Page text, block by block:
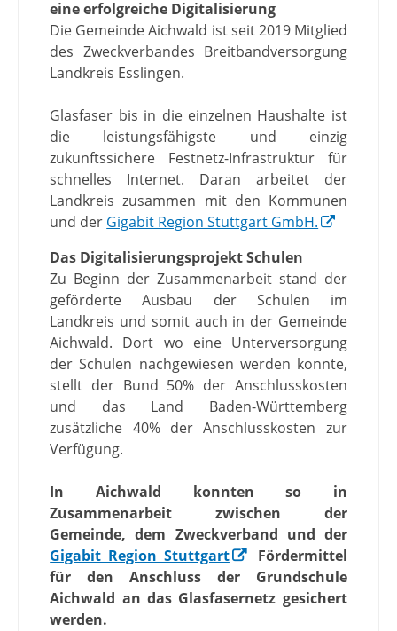
eine erfolgreiche Digitalisierung
Die Gemeinde Aichwald ist seit 2019 Mitglied
des Zweckverbandes Breitbandversorgung
Landkreis Esslingen.
Glasfaser bis in die einzelnen Haushalte ist
die leistungsfähigste und einzig
zukunftssichere Festnetz-Infrastruktur für
schnelles Internet. Daran arbeitet der
Landkreis zusammen mit den Kommunen
und der Gigabit Region Stuttgart GmbH.
Das Digitalisierungsprojekt Schulen
Zu Beginn der Zusammenarbeit stand der
geförderte Ausbau der Schulen im
Landkreis und somit auch in der Gemeinde
Aichwald. Dort wo eine Unterversorgung
der Schulen nachgewiesen werden konnte,
stellt der Bund 50% der Anschlusskosten
und das Land Baden-Württemberg
zusätzliche 40% der Anschlusskosten zur
Verfügung.
In Aichwald konnten so in
Zusammenarbeit zwischen der
Gemeinde, dem Zweckverband und der
Gigabit Region Stuttgart
Fördermittel
für den Anschluss der Grundschule
Aichwald an das Glasfasernetz gesichert
werden.